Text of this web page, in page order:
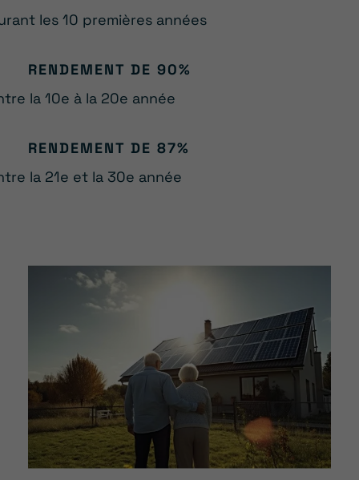
les 10 premières années
RENDEMENT DE 90%
la 10e à la 20e année
RENDEMENT DE 87%
la 21e et la 30e année